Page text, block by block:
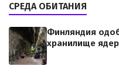
СРЕДА ОБИТАНИЯ
Финляндия
хранилище